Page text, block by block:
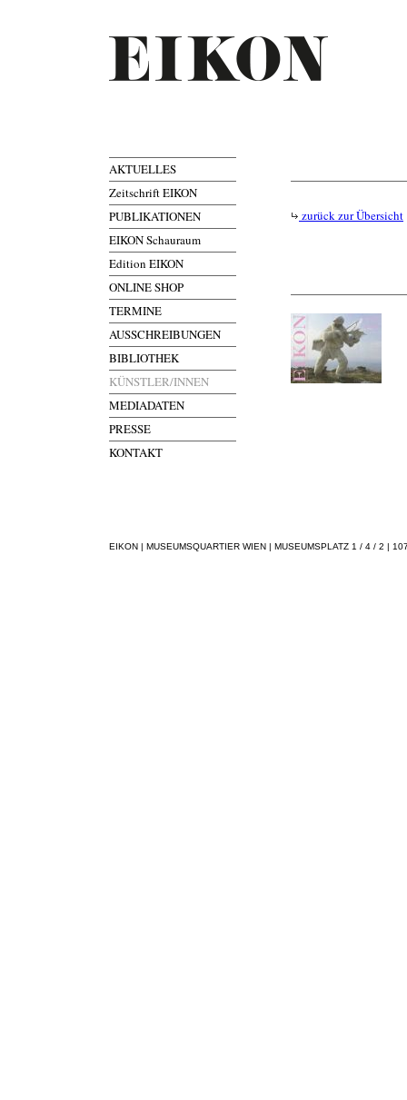
AKTUELLES
Zeitschrift EIKON
PUBLIKATIONEN
EIKON Schauraum
Edition EIKON
ONLINE SHOP
TERMINE
AUSSCHREIBUNGEN
BIBLIOTHEK
KÜNSTLER/INNEN
MEDIADATEN
PRESSE
KONTAKT
zurück zur Übersicht
EIKON | MUSEUMSQUARTIER WIEN | MUSEUMSPLATZ 1 / 4 / 2 |